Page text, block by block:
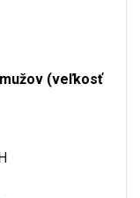
(veľkosť